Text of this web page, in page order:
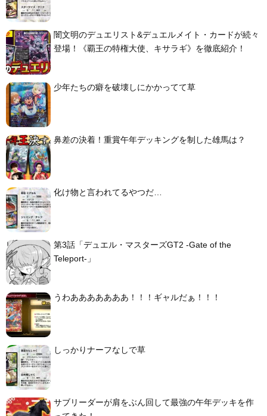
闇文明のデュエリスト&デュエルメイト・カードが続々
登場！《覇王の特権大使、キサラギ》を徹底紹介！
少年たちの癖を破壊しにかかってて草
鼻差の決着！重賞午年デッキングを制した雄馬は？
化け物と言われてるやつだ…
第3話「デュエル・マスターズGT2 -Gate of the
Teleport-」
うわあああああああ！！！ギャルだぁ！！！
しっかりナーフなしで草
サブリーダーが肩をぶん回して最強の午年デッキを作